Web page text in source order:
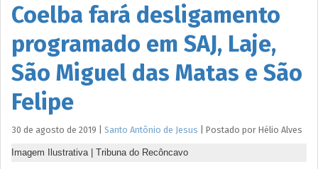
Coelba fará desligamento
programado em SAJ, Laje,
São Miguel das Matas e São
Felipe
30 de agosto de 2019 Santo Antônio de Jesus Postado por Hélio Alves
Imagem Ilustrativa | Tribuna do Recôncavo